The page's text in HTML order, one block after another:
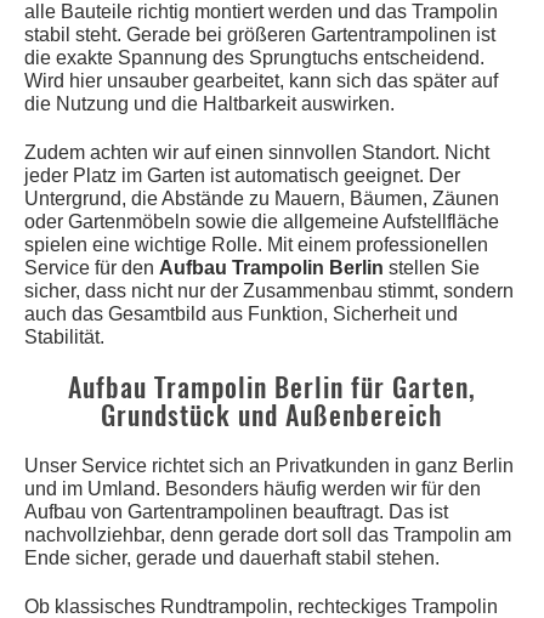
alle Bauteile richtig montiert werden und das Trampolin
stabil steht. Gerade bei größeren Gartentrampolinen ist
die exakte Spannung des Sprungtuchs entscheidend.
Wird hier unsauber gearbeitet, kann sich das später auf
die Nutzung und die Haltbarkeit auswirken.
Zudem achten wir auf einen sinnvollen Standort. Nicht
jeder Platz im Garten ist automatisch geeignet. Der
Untergrund, die Abstände zu Mauern, Bäumen, Zäunen
oder Gartenmöbeln sowie die allgemeine Aufstellfläche
spielen eine wichtige Rolle. Mit einem professionellen
Service für den Aufbau Trampolin Berlin stellen Sie
sicher, dass nicht nur der Zusammenbau stimmt, sondern
auch das Gesamtbild aus Funktion, Sicherheit und
Stabilität.
Aufbau Trampolin Berlin für Garten,
Grundstück und Außenbereich
Unser Service richtet sich an Privatkunden in ganz Berlin
und im Umland. Besonders häufig werden wir für den
Aufbau von Gartentrampolinen beauftragt. Das ist
nachvollziehbar, denn gerade dort soll das Trampolin am
Ende sicher, gerade und dauerhaft stabil stehen.
Ob klassisches Rundtrampolin, rechteckiges Trampolin